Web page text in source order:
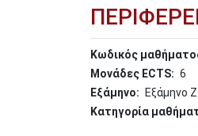
Κωδικός
Μονάδες ECTS
6
Εξάμηνο
Εξάμηνο Ζ
Κατηγορία